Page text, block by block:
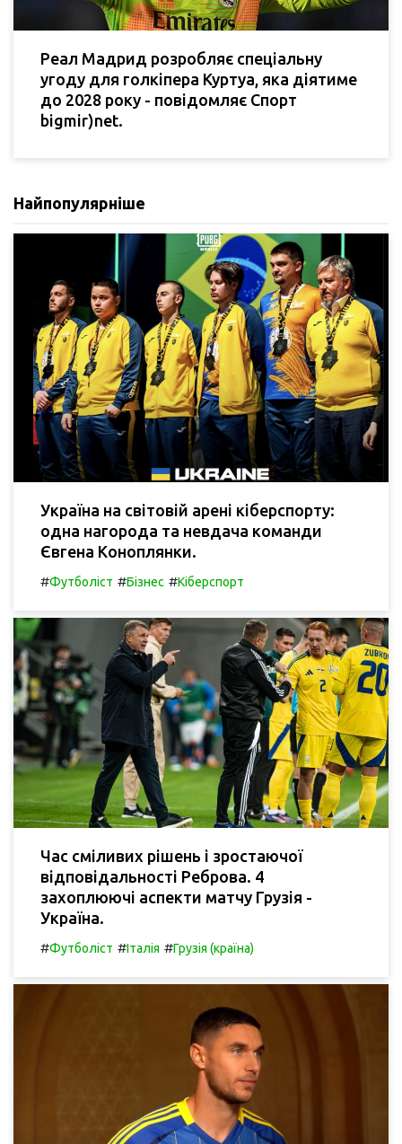
Реал Мадрид розробляє спеціальну
угоду для голкіпера Куртуа, яка діятиме
до 2028 року - повідомляє Спорт
bigmir)net.
Найпопулярніше
Україна на світовій арені кіберспорту:
одна нагорода та невдача команди
Євгена Коноплянки.
#Футболіст #Бізнес #Кіберспорт
Час сміливих рішень і зростаючої
відповідальності Реброва. 4
захоплюючі аспекти матчу Грузія -
Україна.
#Футболіст #Італія #Грузія (країна)